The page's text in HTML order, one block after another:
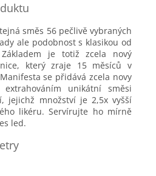
směs 56 pečlivě vybraných
ale podobnost s klasikou od
Základem je totiž zcela nový
který zraje 15 měsíců v
se přidává zcela novy
unikátní směsi
jejichž množství je 2,5x vyšší
likéru. Servírujte ho mírně
led.